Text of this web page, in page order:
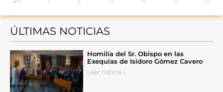
ÚLTIMAS NOTICIAS
Homilía del Sr. Obispo en las
Exequias de Isidoro Gómez Cavero
Leer noticia »